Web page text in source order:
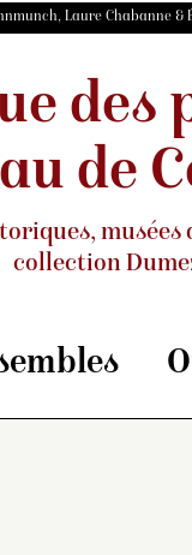
Laure Chabanne &
des
de
musées
collection